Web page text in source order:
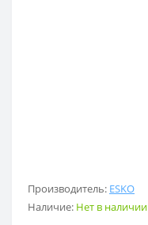
Производитель: ESKO
Наличие: Нет в наличии